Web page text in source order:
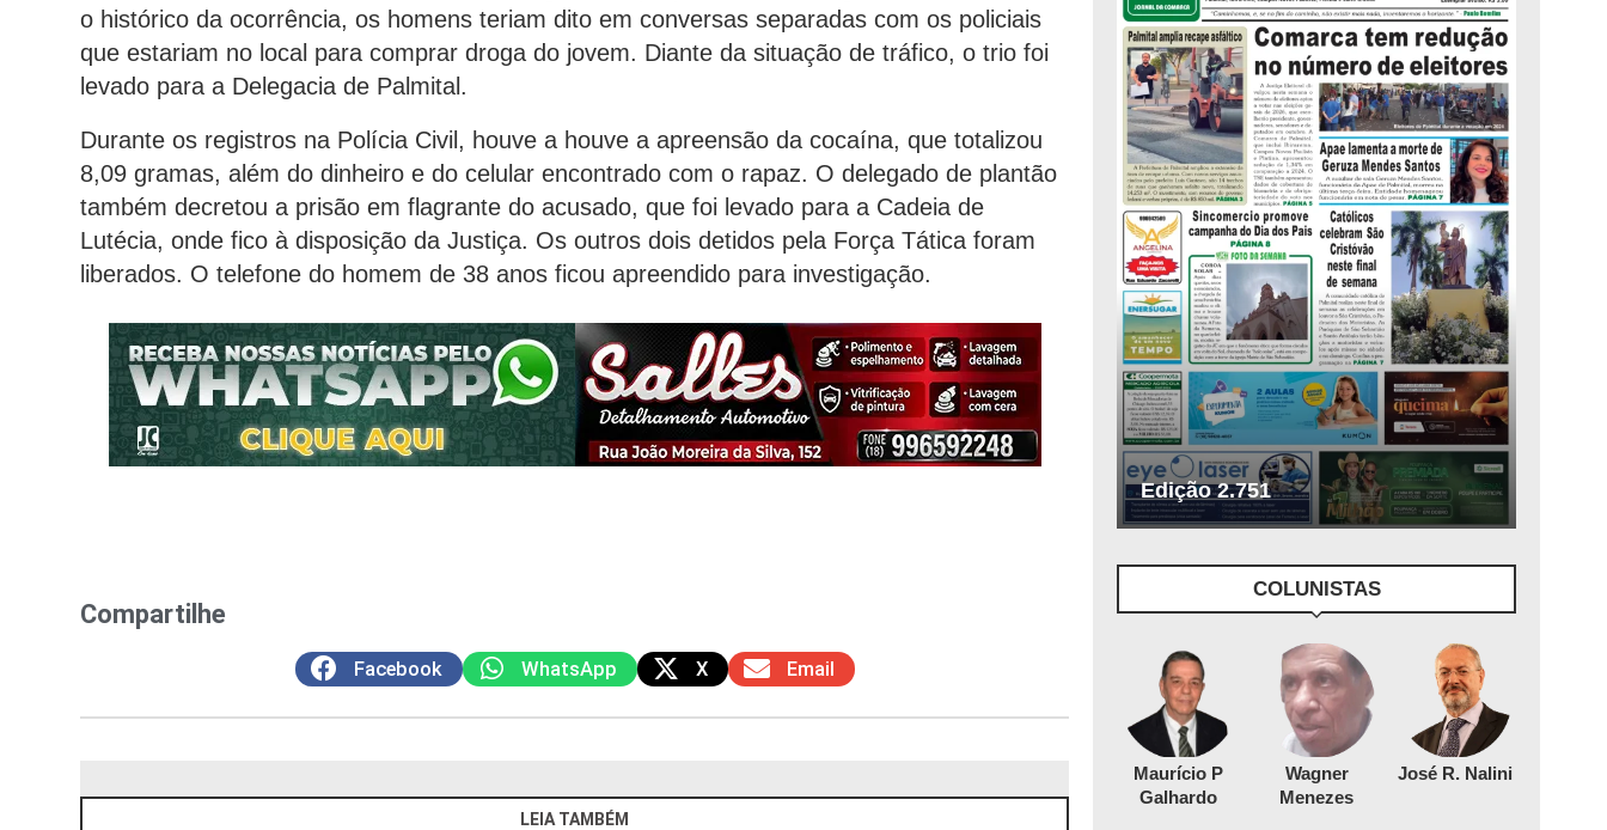
o histórico da ocorrência, os homens teriam dito em conversas separadas com os policiais
que estariam no local para comprar droga do jovem. Diante da situação de tráfico, o trio foi
levado para a Delegacia de Palmital.
Durante os registros na Polícia Civil, houve a houve a apreensão da cocaína, que totalizou
8,09 gramas, além do dinheiro e do celular encontrado com o rapaz. O delegado de plantão
também decretou a prisão em flagrante do acusado, que foi levado para a Cadeia de
Lutécia, onde fico à disposição da Justiça. Os outros dois detidos pela Força Tática foram
liberados. O telefone do homem de 38 anos ficou apreendido para investigação.
Compartilhe
Facebook WhatsApp X Email
LEIA TAMBÉM
Edição 2.751
COLUNISTAS
Maurício P
Galhardo
Wagner
Menezes
José R. Nalini